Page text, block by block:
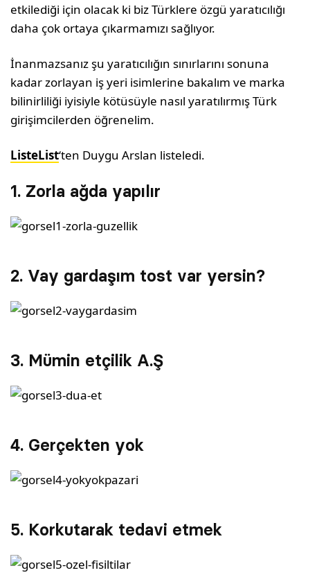
etkilediği için olacak ki biz Türklere özgü yaratıcılığı
daha çok ortaya çıkarmamızı sağlıyor.
İnanmazsanız şu yaratıcılığın sınırlarını sonuna
kadar zorlayan iş yeri isimlerine bakalım ve marka
bilinirliliği iyisiyle kötüsüyle nasıl yaratılırmış Türk
girişimcilerden öğrenelim.
ListeList‘ten Duygu Arslan listeledi.
1. Zorla ağda yapılır
2. Vay gardaşım tost var yersin?
3. Mümin etçilik A.Ş
4. Gerçekten yok
5. Korkutarak tedavi etmek